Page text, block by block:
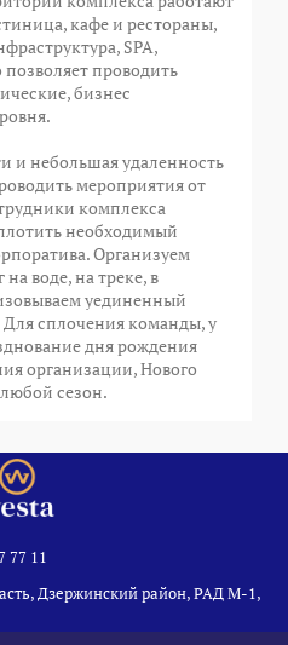
кафе и рестораны,
SPA,
проводить
бизнес
и небольшая удаленность
мероприятия от
комплекса
необходимый
Организуем
воде, на треке, в
уединенный
сплочения команды, у
дня рождения
организации, Нового
любой сезон.
77 11
Дзержинский район, РАД М-1,